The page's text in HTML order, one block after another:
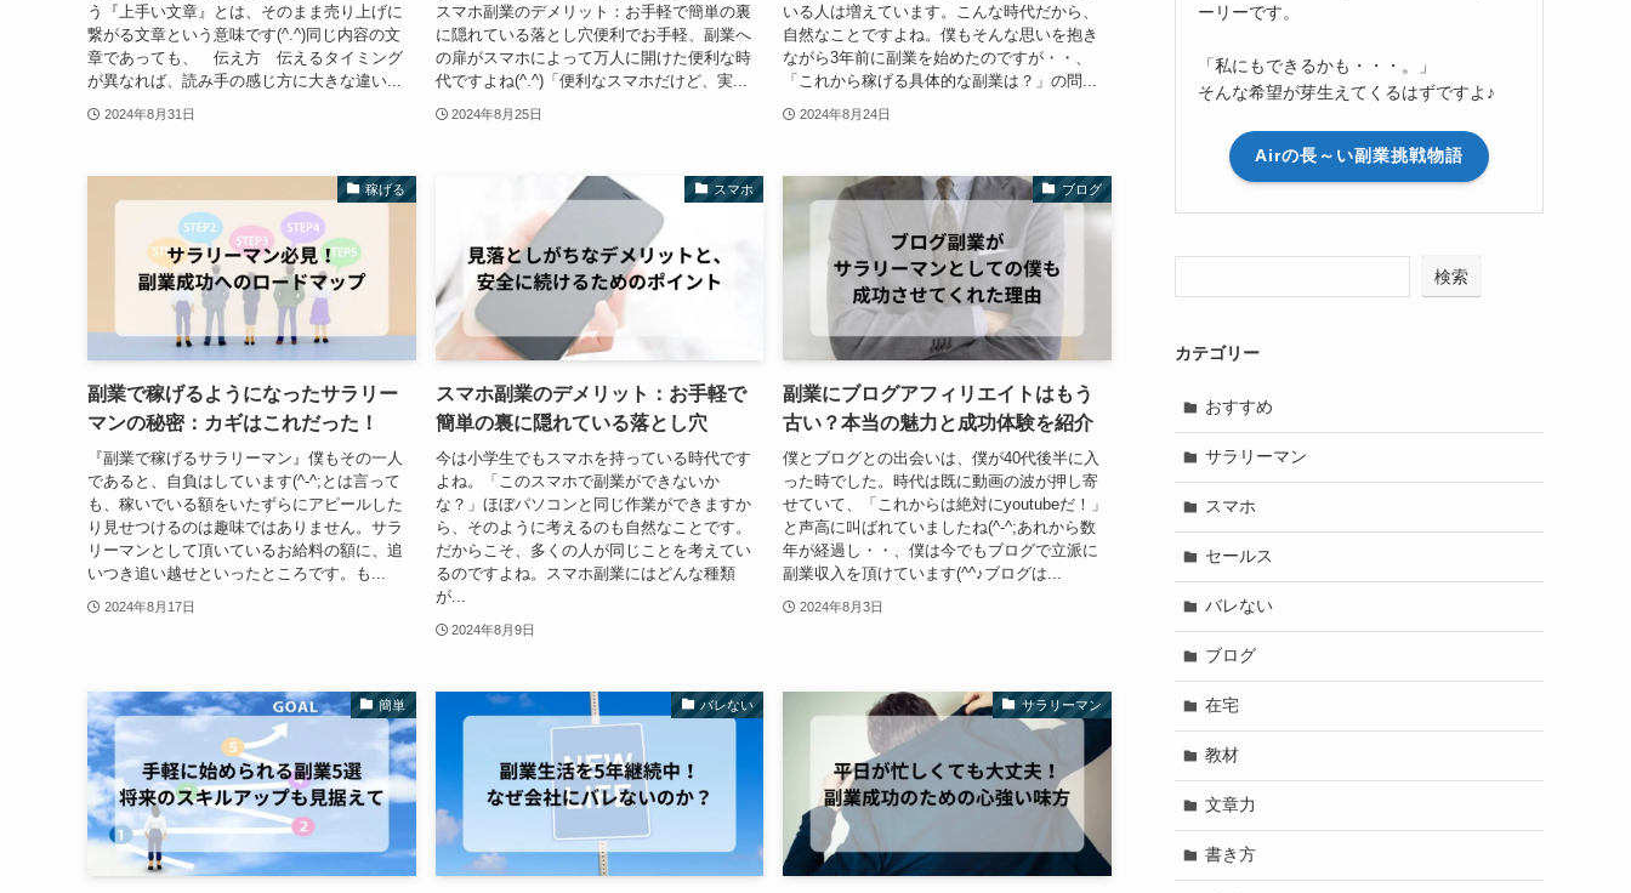
う『上手い文章』とは、そのまま売り上げに
繋がる文章という意味です(^.^)同じ内容の文
章であっても、 伝え方 伝えるタイミング
が異なれば、読み手の感じ方に大きな違い...
2024年8月31日
スマホ副業のデメリット：お手軽で簡単の裏
に隠れている落とし穴便利でお手軽、副業へ
の扉がスマホによって万人に開けた便利な時
代ですよね(^.^)「便利なスマホだけど、実...
2024年8月25日
いる人は増えています。こんな時代だから、
自然なことですよね。僕もそんな思いを抱き
ながら3年前に副業を始めたのですが・・、
「これから稼げる具体的な副業は？」の問...
2024年8月24日
稼げる
副業で稼げるようになったサラリー
マンの秘密：カギはこれだった！
『副業で稼げるサラリーマン』僕もその一人
であると、自負はしています(^-^;とは言って
も、稼いでいる額をいたずらにアピールした
り見せつけるのは趣味ではありません。サラ
リーマンとして頂いているお給料の額に、追
いつき追い越せといったところです。も...
2024年8月17日
スマホ
スマホ副業のデメリット：お手軽で
簡単の裏に隠れている落とし穴
今は小学生でもスマホを持っている時代です
よね。「このスマホで副業ができないか
な？」ほぼパソコンと同じ作業ができますか
ら、そのように考えるのも自然なことです。
だからこそ、多くの人が同じことを考えてい
るのですよね。スマホ副業にはどんな種類
が...
2024年8月9日
ブログ
副業にブログアフィリエイトはもう
古い？本当の魅力と成功体験を紹介
僕とブログとの出会いは、僕が40代後半に入
った時でした。時代は既に動画の波が押し寄
せていて、「これからは絶対にyoutubeだ！」
と声高に叫ばれていましたね(^-^;あれから数
年が経過し・・、僕は今でもブログで立派に
副業収入を頂けています(^^♪ブログは...
2024年8月3日
簡単 バレない サラリーマン
ーリーです。
「私にもできるかも・・・。」
そんな希望が芽生えてくるはずですよ♪
Airの長～い副業挑戦物語
検索
カテゴリー
おすすめ
サラリーマン
スマホ
セールス
バレない
ブログ
在宅
教材
文章力
書き方